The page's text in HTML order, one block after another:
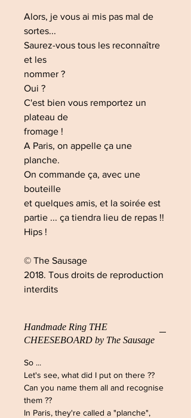
Alors, je vous ai mis pas mal de
sortes...
Saurez-vous tous les reconnaître
et les
nommer ?
Oui ?
C'est bien vous remportez un
plateau de
fromage !
A Paris, on appelle ça une
planche.
On commande ça, avec une
bouteille
et quelques amis, et la soirée est
partie ... ça tiendra lieu de repas !!
Hips !
© The Sausage
2018. Tous droits de reproduction
interdits
Handmade Ring THE
CHEESEBOARD by The Sausage
So ...
Let's see, what did I put on there ??
Can you name them all and recognise
them ??
In Paris, they're called a "planche",